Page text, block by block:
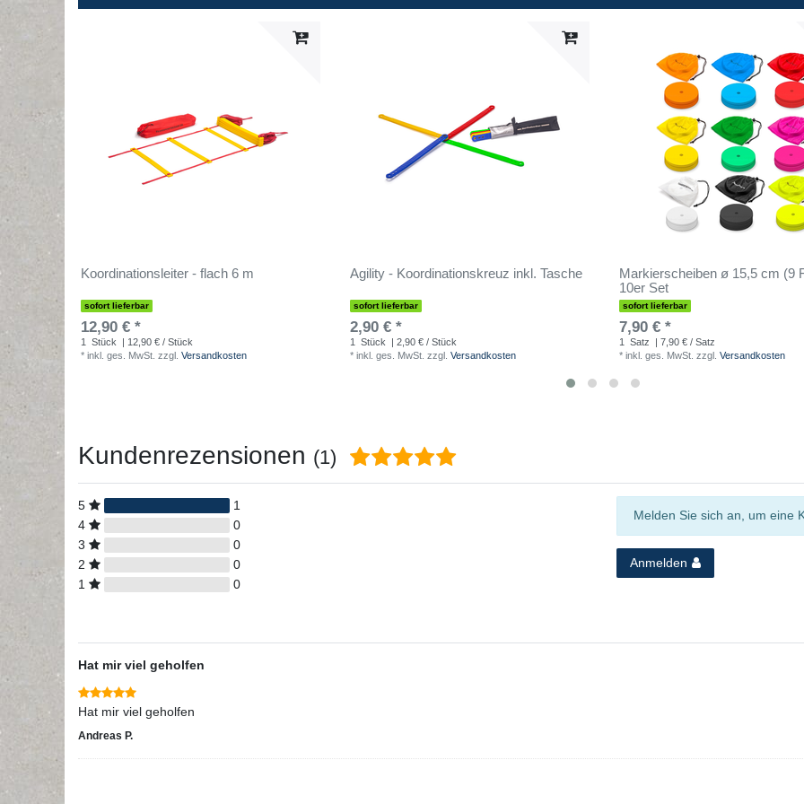
Koordinationsleiter - flach 6 m
sofort lieferbar
12,90 € *
1 Stück
| 12,90 € / Stück
* inkl. ges. MwSt. zzgl. Versandkosten
Agility - Koordinationskreuz inkl. Tasche
sofort lieferbar
2,90 € *
1 Stück
| 2,90 € / Stück
* inkl. ges. MwSt. zzgl. Versandkosten
Markierscheiben ø 15,5 cm (9
10er Set
sofort lieferbar
7,90 € *
1 Satz
| 7,90 € / Satz
* inkl. ges. MwSt. zzgl. Versandkosten
Kundenrezensionen (1)
5
1
4
0
3
0
2
0
1
0
Melden Sie sich an, um eine
Anmelden
Hat mir viel geholfen
Hat mir viel geholfen
Andreas P.